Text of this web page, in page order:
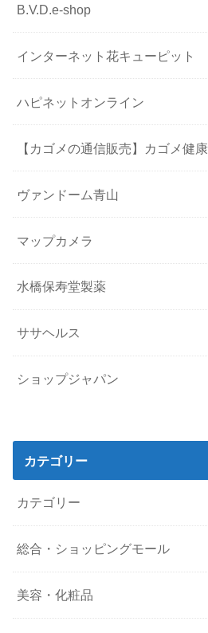
B.V.D.e-shop
インターネット花キューピット
ハピネットオンライン
【カゴメの通信販売】カゴメ健
ヴァンドーム青山
マップカメラ
水橋保寿堂製薬
ササヘルス
ショップジャパン
カテゴリー
カテゴリー
総合・ショッピングモール
美容・化粧品